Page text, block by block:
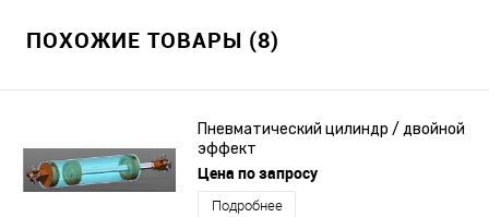
ПОХОЖИЕ ТОВАРЫ (8)
Пневматический цилиндр / двойной
эффект
Цена по запросу
Подробнее